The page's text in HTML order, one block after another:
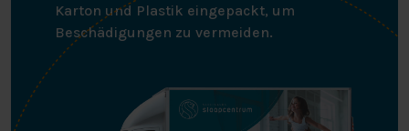
Karton und Plastik eingepackt, um
Beschädigungen zu vermeiden.